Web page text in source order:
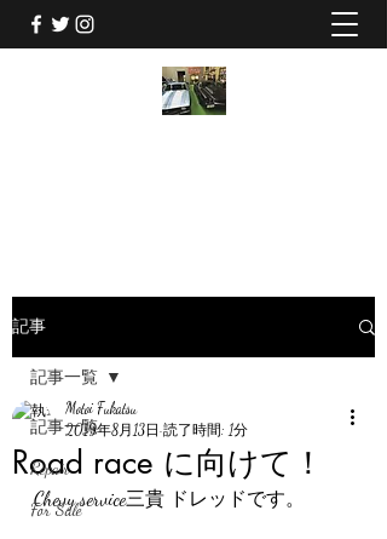
記事
記事一覧
Repair
For Sale
記事一覧
Road race に向けて！
Motoi Fukatsu
2019年8月13日 読了時間: 1分
Chevy service三貴 ドレッドです。